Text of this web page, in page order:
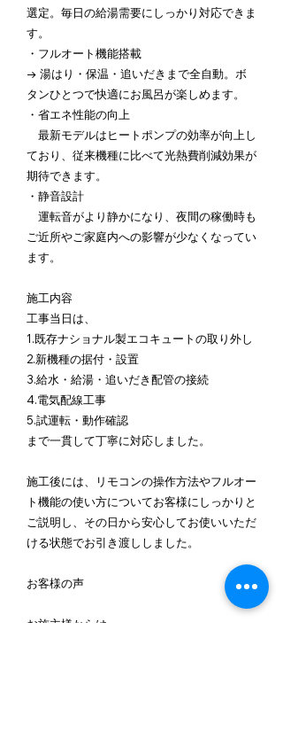
選定。毎日の給湯需要にしっかり対応できま
す。
・フルオート機能搭載
→ 湯はり・保温・追いだきまで全自動。ボ
タンひとつで快適にお風呂が楽しめます。
・省エネ性能の向上
最新モデルはヒートポンプの効率が向上し
ており、従来機種に比べて光熱費削減効果が
期待できます。
・静音設計
運転音がより静かになり、夜間の稼働時も
ご近所やご家庭内への影響が少なくなってい
ます。
施工内容
工事当日は、
1.既存ナショナル製エコキュートの取り外し
2.新機種の据付・設置
3.給水・給湯・追いだき配管の接続
4.電気配線工事
5.試運転・動作確認
まで一貫して丁寧に対応しました。
施工後には、リモコンの操作方法やフルオー
ト機能の使い方についてお客様にしっかりと
ご説明し、その日から安心してお使いいただ
ける状態でお引き渡ししました。
お客様の声
お施主様からは、